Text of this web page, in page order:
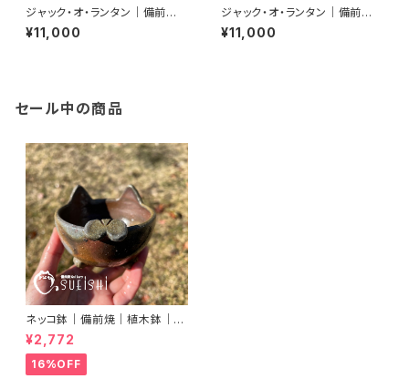
ジャック・オ・ランタン｜備前焼
｜かぼちゃ｜ハロウィン
¥11,000
ジャック・オ・ランタン｜備前焼
｜かぼちゃ｜ハロウィン
¥11,000
セール中の商品
ネッコ鉢｜備前焼｜植木鉢｜ネ
コ型鉢｜多肉植物｜プランター
¥2,772
16%OFF